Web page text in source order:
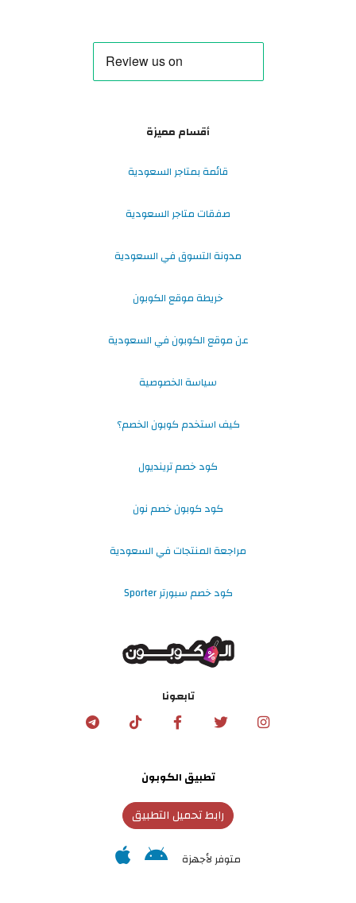
أقسام مميزة
قائمة بمتاجر السعودية
صفقات متاجر السعودية
مدونة التسوق في السعودية
خريطة موقع الكوبون
عن موقع الكوبون في السعودية
سياسة الخصوصية
كيف استخدم كوبون الخصم؟
كود خصم ترينديول
كود كوبون خصم نون
مراجعة المنتجات في السعودية
كود خصم سبورتر Sporter
تابعونا
تطبيق الكوبون
رابط تحميل التطبيق
متوفر لأجهزة